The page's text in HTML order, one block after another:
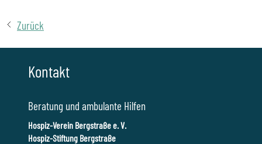
Zurück
Kontakt
Beratung und ambulante Hilfen
Hospiz-Verein Bergstraße e. V.
Hospiz-Stiftung Bergstraße